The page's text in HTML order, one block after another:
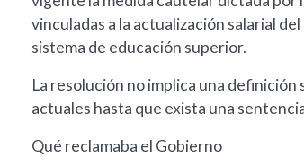
vinculadas a la actualización salarial
sistema de educación superior.
La resolución no implica una
actuales hasta que exista una
Qué reclamaba el Gobierno